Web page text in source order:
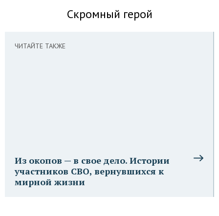
Скромный герой
ЧИТАЙТЕ ТАКЖЕ
Из окопов — в свое дело. Истории
участников СВО, вернувшихся к
мирной жизни